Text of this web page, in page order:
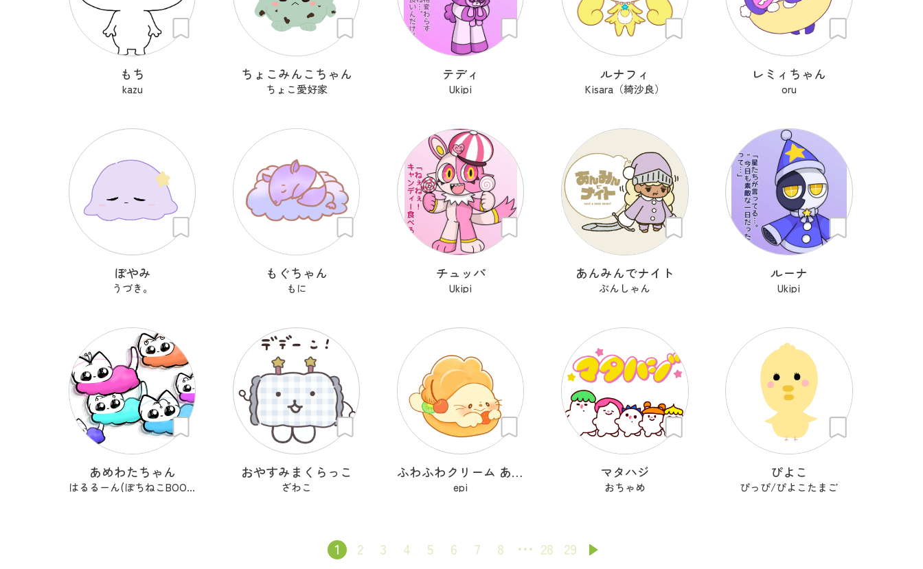
もち
kazu
ちょこみんこちゃん
ちょこ愛好家
テディ
Ukipi
ルナフィ
Kisara（綺沙良）
レミィちゃん
oru
ぽやみ
うづき。
もぐちゃん
もに
チュッパ
Ukipi
あんみんでナイト
ぶんしゃん
ルーナ
Ukipi
あめわたちゃん
はるるーん(ぽちねこBOOKS)
おやすみまくらっこ
ざわこ
ふわふわクリーム あざらシュー
epi
マタハジ
おちゃめ
ぴよこ
ぴっぴ/ぴよこたまご
1 2 3 4 5 6 7 8 28 29